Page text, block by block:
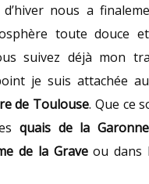
nous a
toute douce
suivez déjà mon
je suis attachée
de Toulouse. Que ce
quais de la Garonne
de la Graveou dans